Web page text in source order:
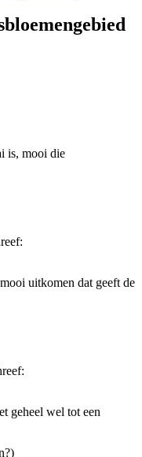
is, mooi die
uitkomen dat geeft de
geheel wel tot een